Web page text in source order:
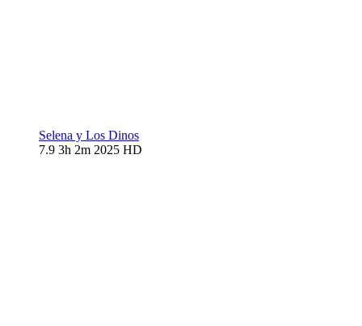
Selena y Los Dinos
7.9 3h 2m 2025 HD